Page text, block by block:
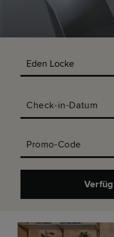
Check-in-Datum
Promo-Code